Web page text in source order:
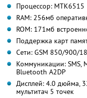
Процессор: MTK6515
RAM: 256мб
ROM: 171мб
Поддержка карт
Сети: GSM 850/900/
Коммуникации: SMS,
Bluetooth A2DP
Дисплей: 4.0 дюйма,
мультитач 5 точек